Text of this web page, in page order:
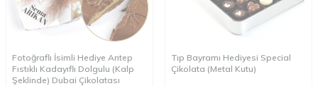
Fotoğraflı İsimli Hediye Antep
Fıstıklı Kadayıflı Dolgulu (Kalp
Şeklinde) Dubai Çikolatası
Tıp Bayramı Hediyesi Special
Çikolata (Metal Kutu)